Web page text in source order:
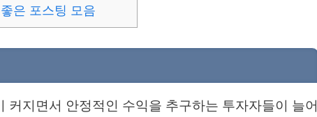
은 포스팅 모음
커지면서 안정적인 수익을 추구하는 투자자들이 늘어